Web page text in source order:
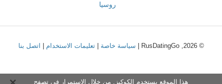
روسيا
© 2026, RusDatingGo | سياسة خاصة |تعليمات الاستخدام اتصل بنا
هذا الموقع يستخدم الكوكيز. من خلال الاستمرار في تصفح